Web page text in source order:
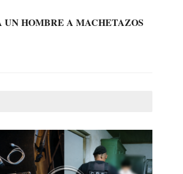
HOMBRE A MACHETAZOS